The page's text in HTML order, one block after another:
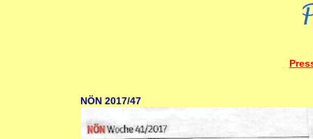
NÖN 2017/47